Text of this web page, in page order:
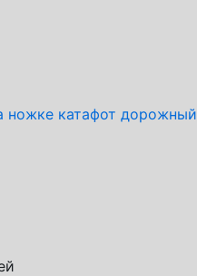
ножке катафот дорожный